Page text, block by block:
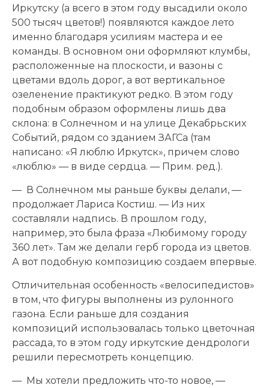
Иркутску (а всего в этом году высадили около
500 тысяч цветов!) появляются каждое лето
именно благодаря усилиям мастера и ее
команды. В основном они оформляют клумбы,
расположенные на плоскости, и вазоны с
цветами вдоль дорог, а вот вертикальное
озеленение практикуют редко. В этом году
подобным образом оформлены лишь два
склона: в Солнечном и на улице Декабрьских
Событий, рядом со зданием ЗАГСа (там
написано: «Я люблю Иркутск», причем слово
«люблю» — в виде сердца. — Прим. ред.).
— В Солнечном мы раньше буквы делали, —
продолжает Лариса Костиш. — Из них
составляли надпись. В прошлом году,
например, это была фраза «Любимому городу
360 лет». Там же делали герб города из цветов.
А вот подобную композицию создаем впервые.
Отличительная особенность «велосипедистов»
в том, что фигуры выполнены из рулонного
газона. Если раньше для создания
композиций использовалась только цветочная
рассада, то в этом году иркутские дендрологи
решили пересмотреть концепцию.
— Мы хотели предложить что-то новое, —